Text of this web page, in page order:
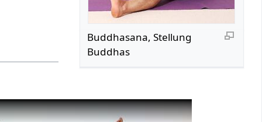
Buddhasana, Stellung
Buddhas